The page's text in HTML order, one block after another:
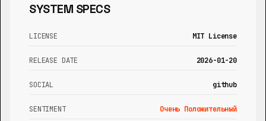
SYSTEM SPECS
LICENSE MIT License
RELEASE DATE 2026-01-20
SOCIAL github
SENTIMENT Очень Положительный